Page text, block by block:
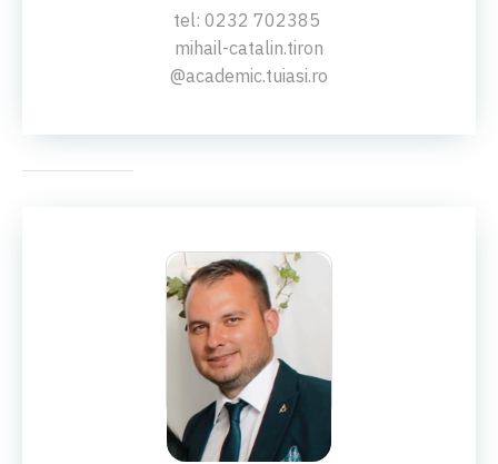
tel: 0232 702385
mihail-catalin.tiron
@academic.tuiasi.ro
Ș.L.DR.ING.